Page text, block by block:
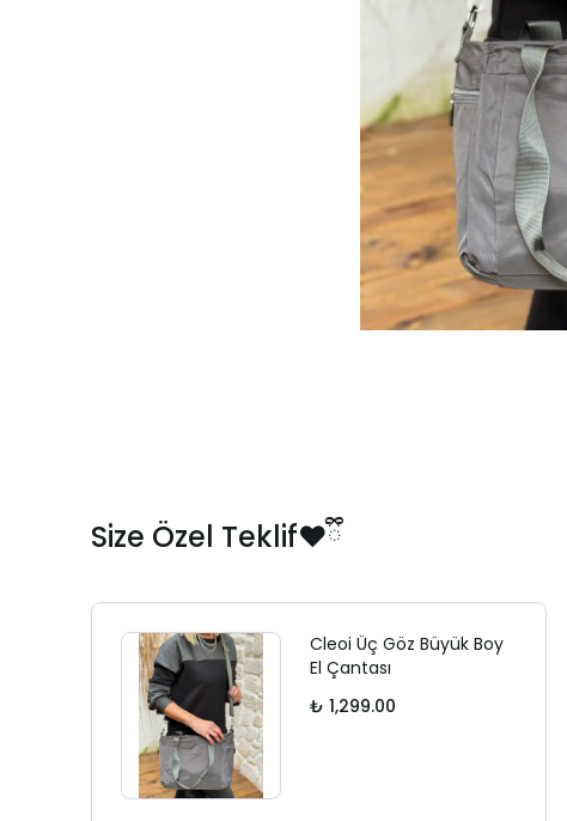
Size Özel Teklif❤️ྀི
Cleoi Üç Göz Büyük Boy
El Çantası
₺ 1,299.00